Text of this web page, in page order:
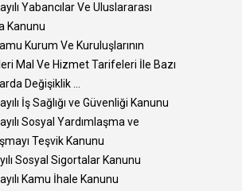
Yabancılar Ve Uluslararası
Kanunu
Kurum Ve Kuruluşlarının
Mal Ve Hizmet Tarifeleri İle Bazı
Değişiklik ...
İş Sağlığı ve Güvenliği Kanunu
Sosyal Yardımlaşma ve
Teşvik Kanunu
Sosyal Sigortalar Kanunu
Kamu İhale Kanunu